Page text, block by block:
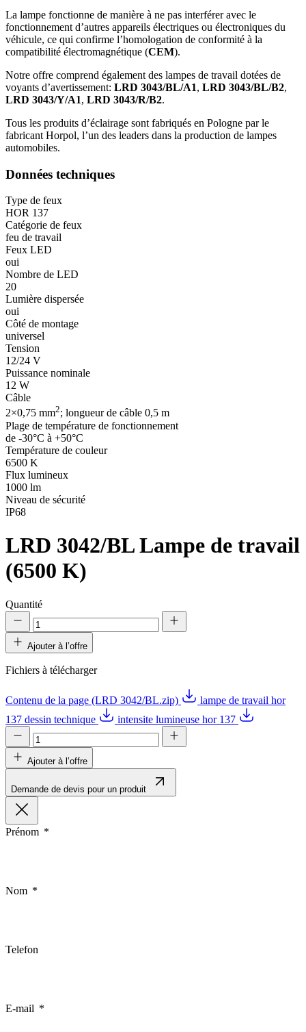
La lampe fonctionne de manière à ne pas interférer avec le
fonctionnement d’autres appareils électriques ou électroniques du
véhicule, ce qui confirme l’homologation de conformité à la
compatibilité électromagnétique (CEM).
Notre offre comprend également des lampes de travail dotées de
voyants d’avertissement: LRD 3043/BL/A1, LRD 3043/BL/B2,
LRD 3043/Y/A1, LRD 3043/R/B2.
Tous les produits d’éclairage sont fabriqués en Pologne par le
fabricant Horpol, l’un des leaders dans la production de lampes
automobiles.
Données techniques
Type de feux
HOR 137
Catégorie de feux
feu de travail
Feux LED
oui
Nombre de LED
20
Lumière dispersée
oui
Côté de montage
universel
Tension
12/24 V
Puissance nominale
12 W
Câble
2×0,75 mm2; longueur de câble 0,5 m
Plage de température de fonctionnement
de -30°C à +50°C
Température de couleur
6500 K
Flux lumineux
1000 lm
Niveau de sécurité
IP68
LRD 3042/BL Lampe de travail
(6500 K)
Quantité
Ajouter à l’offre
Fichiers à télécharger
Contenu de la page (LRD 3042/BL.zip)
lampe de travail hor
137 dessin technique
intensite lumineuse hor 137
Ajouter à l’offre
Demande de devis pour un produit
Prénom
Nom
Telefon
E-mail